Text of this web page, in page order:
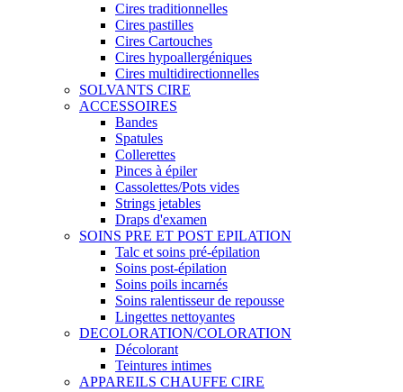
Cires traditionnelles
Cires pastilles
Cires Cartouches
Cires hypoallergéniques
Cires multidirectionnelles
SOLVANTS CIRE
ACCESSOIRES
Bandes
Spatules
Collerettes
Pinces à épiler
Cassolettes/Pots vides
Strings jetables
Draps d'examen
SOINS PRE ET POST EPILATION
Talc et soins pré-épilation
Soins post-épilation
Soins poils incarnés
Soins ralentisseur de repousse
Lingettes nettoyantes
DECOLORATION/COLORATION
Décolorant
Teintures intimes
APPAREILS CHAUFFE CIRE